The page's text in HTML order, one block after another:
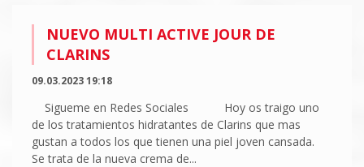
NUEVO MULTI ACTIVE JOUR DE
CLARINS
09.03.2023 19:18
Sigueme en Redes Sociales Hoy os traigo uno
de los tratamientos hidratantes de Clarins que mas
gustan a todos los que tienen una piel joven cansada.
Se trata de la nueva crema de...